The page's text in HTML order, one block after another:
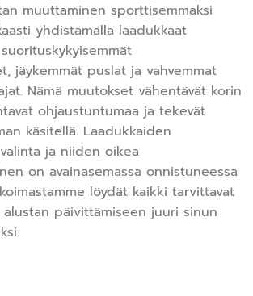
muuttaminen sporttisemmaksi
yhdistämällä laadukkaat
jäykemmät puslat ja vahvemmat
Nämä muutokset vähentävät korin
ohjaustuntumaa ja tekevät
käsitellä. Laadukkaiden
ja niiden oikea
on avainasemassa onnistuneessa
löydät kaikki tarvittavat
alustan päivittämiseen juuri sinun